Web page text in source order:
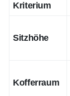
Kriterium
Sitzhöhe
Kofferraum